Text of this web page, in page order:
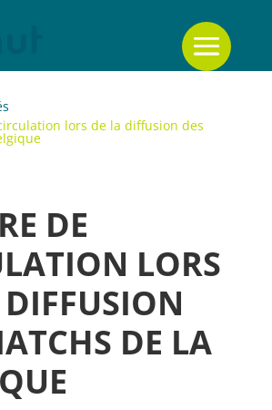
lors de la diffusion des
DE
LORS
DE LA